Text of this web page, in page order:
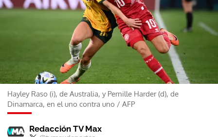
Hayley Raso (i), de Australia, y Pernille Harder (d), de
Dinamarca, en el uno contra uno / AFP
Redacción TV Max